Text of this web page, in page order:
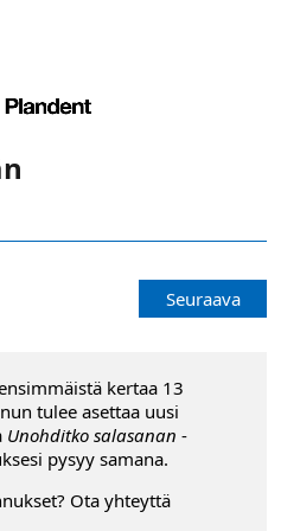
Seuraava
kertaa 13
tulee asettaa uusi
Unohditko salasanan -
pysyy samana.
Ota yhteyttä